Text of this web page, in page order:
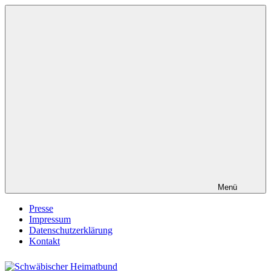
Zum
Menü
Presse
Impressum
Datenschutzerklärung
Kontakt